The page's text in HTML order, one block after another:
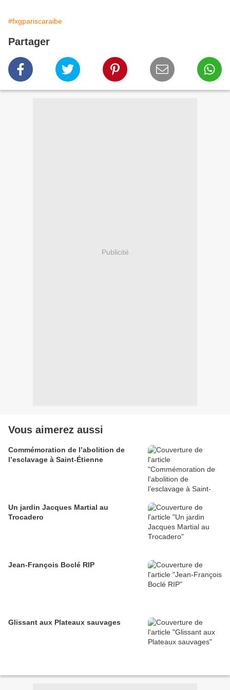
#fxgpariscaraibe
Partager
Publicité
Vous aimerez aussi
Commémoration de l’abolition de
l’esclavage à Saint-Étienne
Un jardin Jacques Martial au
Trocadero
Jean-François Boclé RIP
Glissant aux Plateaux sauvages